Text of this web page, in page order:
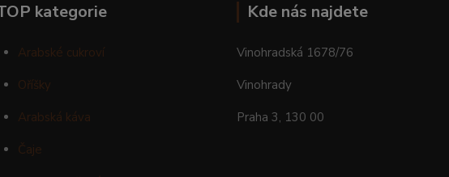
kategorie
Arabské cukroví
Oříšky
Arabská káva
Čaje
Kde nás najdete
Vinohradská 1678/76
Vinohrady
Praha 3, 130 00